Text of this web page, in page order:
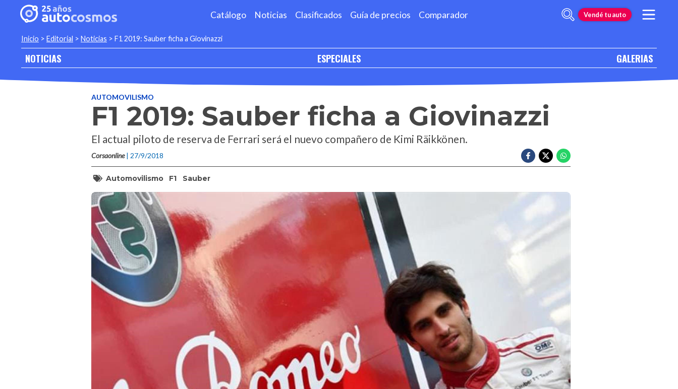
Catálogo Noticias Clasificados Guía de precios Comparador Vendé tu auto
Inicio > Editorial > Noticias > F1 2019: Sauber ficha a Giovinazzi
NOTICIAS ESPECIALES GALERIAS
AUTOMOVILISMO
F1 2019: Sauber ficha a Giovinazzi
El actual piloto de reserva de Ferrari será el nuevo compañero de Kimi Räikkönen.
Corsaonline | 27/9/2018
Automovilismo F1 Sauber